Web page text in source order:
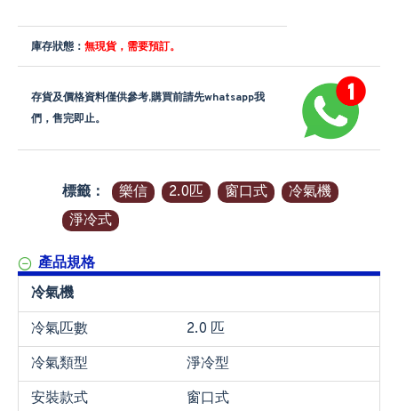
庫存狀態： 無現貨，需要預訂。
存貨及價格資料僅供參考,購買前請先whatsapp我
們，售完即止。
標籤： 樂信 2.0匹 窗口式
冷氣機
淨冷式
產品規格
冷氣機
冷氣匹數
2.0 匹
冷氣類型
淨冷型
安裝款式
窗口式